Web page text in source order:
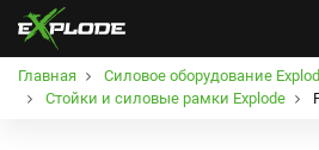
Главная
Силовое оборудование
Стойки и силовые рамки Explode